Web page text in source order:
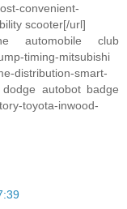
convenient-
scooter[/url]
automobile club
timing-mitsubishi
distribution-smart-
autobot badge
toyota-inwood-